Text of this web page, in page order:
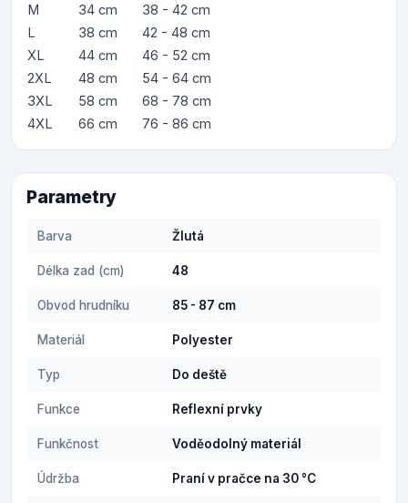
M
34 cm
38 - 42 cm
L
38 cm
42 - 48 cm
XL
44 cm
46 - 52 cm
2XL
48 cm
54 - 64 cm
3XL
58 cm
68 - 78 cm
4XL
66 cm 76 - 86 cm
Parametry
Barva Žlutá
Délka zad (cm) 48
Obvod hrudníku 85 - 87 cm
Materiál Polyester
Typ Do deště
Funkce Reflexní prvky
Funkčnost Voděodolný materiál
Údržba Praní v pračce na 30 °C